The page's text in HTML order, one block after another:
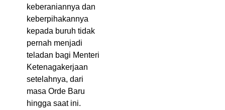
keberaniannya dan
keberpihakannya
kepada buruh tidak
pernah menjadi
teladan bagi Menteri
Ketenagakerjaan
setelahnya, dari
masa Orde Baru
hingga saat ini.